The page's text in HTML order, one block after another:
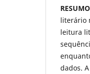
RESUMO
literário
leitura
dados.